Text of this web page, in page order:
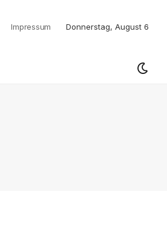
Impressum Donnerstag, August 6